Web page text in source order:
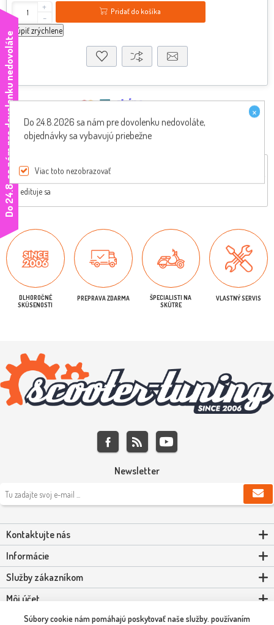
+
-
Pridať do košíka
kúpiť zrýchlene
Akceptujeme
Celkový popis Vhodné na
edituje sa
DLHOROČNÉ
SKÚSENOSTI
PREPRAVA ZDARMA
ŠPECIALISTI NA
SKÚTRE
VLASTNÝ SERVIS
Newsletter
Kontaktujte nás
Informácie
Služby zákazníkom
Môj účet
Powered bynopCommerce
D
o
2
4
.
8
.
s
a
n
á
m
p
r
e
d
o
v
o
l
e
n
k
u
n
e
d
o
v
o
l
á
t
e
Súbory cookie nám pomáhajú poskytovať naše služby. používaním
×
Do 24.8.2026 sa nám pre dovolenku nedovoláte,
objednávky sa vybavujú priebežne
Viac toto nezobrazovať